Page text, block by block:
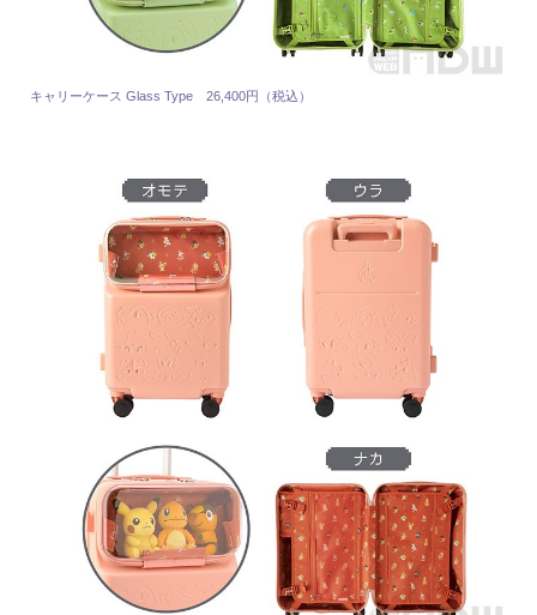
キャリーケース Glass Type 26,400円（税込）